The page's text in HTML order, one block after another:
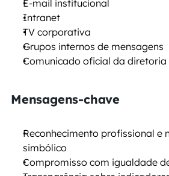
E-mail institucional
Intranet
TV corporativa
Grupos internos de mensagens
Comunicado oficial da diretoria
Mensagens-chave
Reconhecimento profissional e
simbólico
Compromisso com igualdade